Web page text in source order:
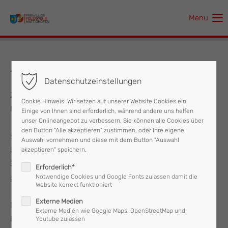
Der Eintrag "offcanvas-col1" existiert leider nicht.
Der Eintrag "offcanvas-col3" existiert leider nicht.
Der Eintrag "offcanvas-col4" existiert leider nicht.
Menu
16.12.2020 Brandmeldealarm
Zu einem "Brandmeldealarm" wurde die Feuerwehr
Mattighofen am 16.12. um 12:30 Uhr alarmiert.
Schon bei der Zufahrt zu dem Industriebetrieb in der
Stallhofnerstraße wurde die Feuerwehr vorbildhaft vom
Sicherheitsdienst des Betriebs eingewiesen und zum Objekt
gelotst.
Die Lageerkundung des Einsatzleiters und Auskunft der
Brandschutzbeauftragten ergab, dass sich aufgrund eines
Datenschutzeinstellungen
Cookie Hinweis: Wir setzen auf unserer Website Cookies ein.
Einige von Ihnen sind erforderlich, während andere uns helfen
unser Onlineangebot zu verbessern. Sie können alle Cookies über
den Button "Alle akzeptieren" zustimmen, oder Ihre eigene
Auswahl vornehmen und diese mit dem Button "Auswahl
akzeptieren" speichern.
Erforderlich*
Notwendige Cookies und Google Fonts zulassen damit die
Website korrekt funktioniert
Externe Medien
Externe Medien wie Google Maps, OpenStreetMap und
Youtube zulassen